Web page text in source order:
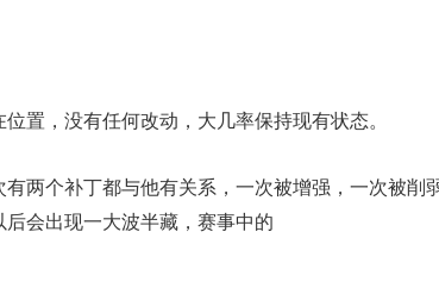
位置，没有任何改动，大几率保持现有状态。
有两个补丁都与他有关系，一次被增强，一次被削
后会出现一大波半藏，赛事中的